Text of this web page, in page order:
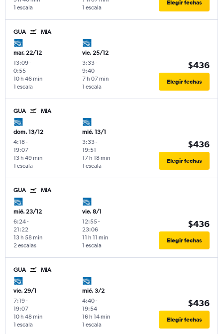
1 escala
1 escala
Elegir fechas
GUA MIA
mar. 22/12
13:09-
0:55
1 escala
10 h 46 min
vie. 25/12
3:33-
9:40
1 escala
7 h 07 min
$436
Elegir fechas
GUA MIA
dom. 13/12
4:18-
19:07
1 escala
13 h 49 min
mié. 13/1
3:33-
19:51
1 escala
17 h 18 min
$436
Elegir fechas
GUA MIA
mié. 23/12
6:24-
21:22
2 escalas
13 h 58 min
vie. 8/1
12:55-
23:06
1 escala
11 h 11 min
$436
Elegir fechas
GUA MIA
vie. 29/1
7:19-
19:07
1 escala
10 h 48 min
mié. 3/2
4:40-
19:54
1 escala
16 h 14 min
$436
Elegir fechas